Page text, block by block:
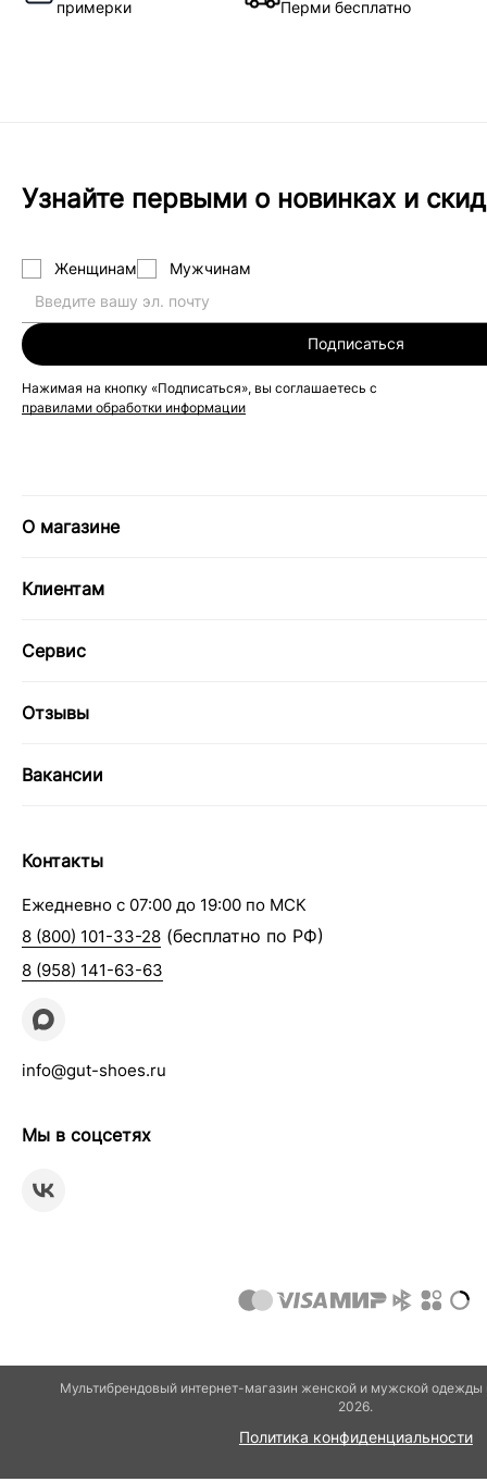
примерки Перми бесплатно
Узнайте первыми о новинках и
Женщинам Мужчинам
Подписаться
Нажимая на кнопку «Подписаться», вы соглашаетесь с
правилами обработки информации
О магазине
Клиентам
Сервис
Отзывы
Вакансии
Контакты
Ежедневно с 07:00 до 19:00 по МСК
8 (800) 101-33-28 (бесплатно по РФ)
8 (958) 141-63-63
info@gut-shoes.ru
Мы в соцсетях
Мультибрендовый интернет-магазин женской и мужской
2026.
Политика конфиденциальности